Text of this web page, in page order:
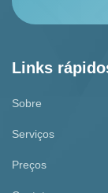
Links
Sobre
Serviços
Preços